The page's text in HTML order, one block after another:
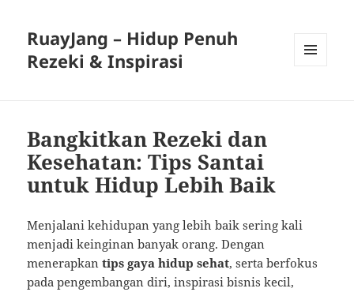
RuayJang – Hidup Penuh
Rezeki & Inspirasi
Bangkitkan Rezeki dan
Kesehatan: Tips Santai
untuk Hidup Lebih Baik
Menjalani kehidupan yang lebih baik sering kali
menjadi keinginan banyak orang. Dengan
menerapkantips gaya hidup sehat, serta berfokus
pada pengembangan diri, inspirasi bisnis kecil,